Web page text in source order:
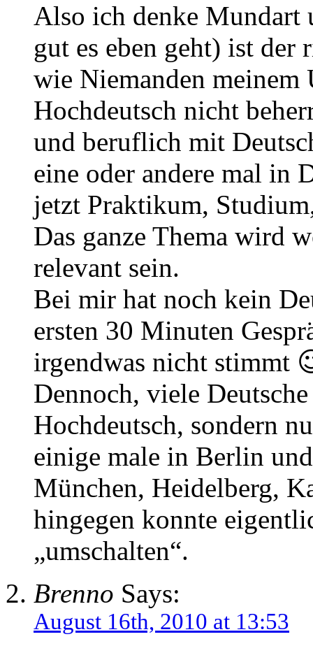
Also ich denke Mundart
gut es eben geht) ist der
wie Niemanden meinem
Hochdeutsch nicht
und beruflich mit
eine oder andere mal in
jetzt Praktikum,
Das ganze Thema wird
relevant sein.
Bei mir hat noch kein
ersten 30 Minuten
irgendwas nicht stimmt
Dennoch, viele
Hochdeutsch, sondern
einige male in Berlin
München, Heidelberg,
hingegen konnte
„umschalten“.
Brenno Says:
August 16th, 2010 at 13:53